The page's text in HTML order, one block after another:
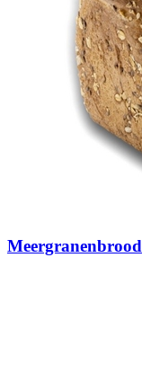
Meergranenbrood